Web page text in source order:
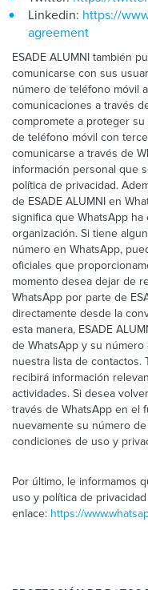
Linkedin: https://
agreement
ESADE ALUMNI también
comunicarse con sus
número de teléfono móvil
comunicaciones a través
compromete a proteger
de teléfono móvil con
comunicarse a través de
información personal que
política de privacidad.
de ESADE ALUMNI en
significa que WhatsApp
organización. Si tiene
número en WhatsApp,
oficiales que
momento desea dejar de
WhatsApp por parte de
directamente desde la
esta manera, ESADE
de WhatsApp y su
nuestra lista de contactos.
recibirá información
actividades. Si desea
través de WhatsApp en el
nuevamente su número
condiciones de uso y
Por último, le informamos
uso y política de
enlace: https://